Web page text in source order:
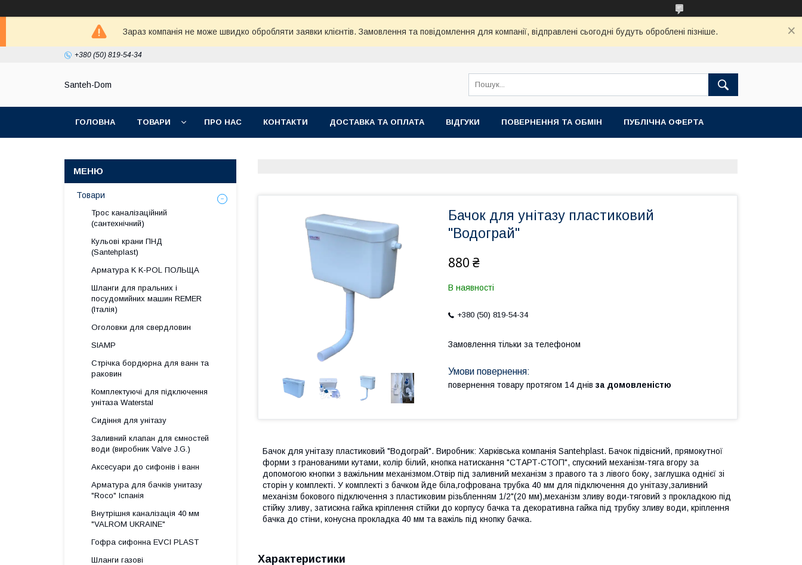
Зараз компанія не може швидко обробляти заявки клієнтів. Замовлення та повідомлення для компанії, відправлені сьогодні будуть оброблені пізніше.
+380 (50) 819-54-34
Santeh-Dom
ГОЛОВНА ТОВАРИ ПРО НАС КОНТАКТИ ДОСТАВКА ТА ОПЛАТА ВIДГУКИ ПОВЕРНЕННЯ ТА ОБМІН ПУБЛІЧНА ОФЕРТА
Бачок для унітазу пластиковий
"Водограй"
880 ₴
В наявності
+380 (50) 819-54-34
Замовлення тільки за телефоном
повернення товару протягом 14 днів за домовленістю
Бачок для унітазу пластиковий "Водограй". Виробник: Харківська компанія Santehplast. Бачок підвісний, прямокутної
форми з гранованими кутами, колір білий, кнопка натискання "СТАРТ-СТОП", спускний механізм-тяга вгору за
допомогою кнопки з важільним механізмом.Отвір під заливний механізм з правого та з лівого боку, заглушка однієї зі
сторін у комплекті. У комплекті з бачком йде біла,гофрована трубка 40 мм для підключення до унітазу,заливний
механізм бокового підключення з пластиковим різьбленням 1/2"(20 мм),механізм зливу води-тяговий з прокладкою під
стійку зливу, затискна гайка кріплення стійки до корпусу бачка та декоративна гайка під трубку зливу води, кріплення
бачка до стіни, конусна прокладка 40 мм та важіль під кнопку бачка.
Характеристики
Товари
Трос каналізаційний
(сантехнічний)
Кульові крани ПНД
(Santehplast)
Арматура K K-POL ПОЛЬЩА
Шланги для пральних і
посудомийних машин REMER
(Італія)
Оголовки для свердловин
SIAMP
Стрічка бордюрна для ванн та
раковин
Комплектуючі для підключення
унітаза Waterstal
Сидіння для унітазу
Заливний клапан для ємностей
води (виробник Valve J.G.)
Аксесуари до сифонів і ванн
Арматура для бачків унитазу
"Roco" Іспанія
Внутрішня каналізація 40 мм
"VALROM UKRAINE"
Гофра сифонна EVCI PLAST
Шланги газові